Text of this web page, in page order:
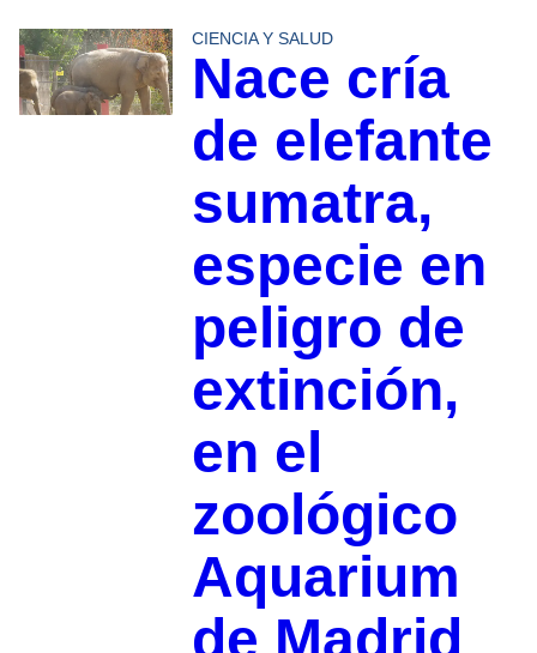
CIENCIA Y SALUD
Nace cría
de elefante
sumatra,
especie en
peligro de
extinción,
en el
zoológico
Aquarium
de Madrid